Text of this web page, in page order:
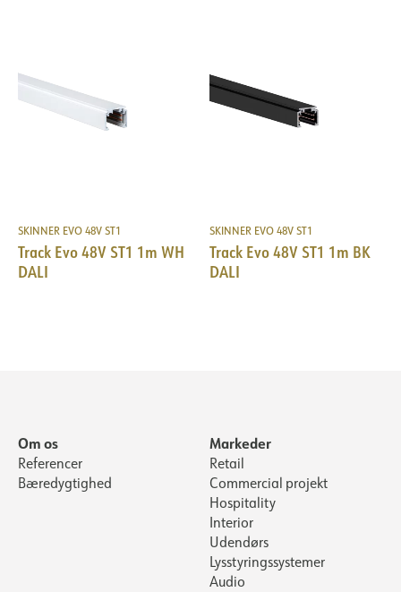
SKINNER EVO 48V ST1
Track Evo 48V ST1 1m WH
DALI
SKINNER EVO 48V ST1
Track Evo 48V ST1 1m BK
DALI
Om os
Referencer
Bæredygtighed
Markeder
Retail
Commercial projekt
Hospitality
Interior
Udendørs
Lysstyringssystemer
Audio